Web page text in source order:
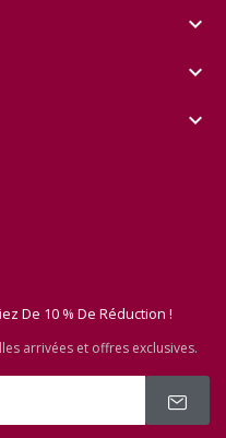



De 10 % De Réduction !
arrivées et offres exclusives.